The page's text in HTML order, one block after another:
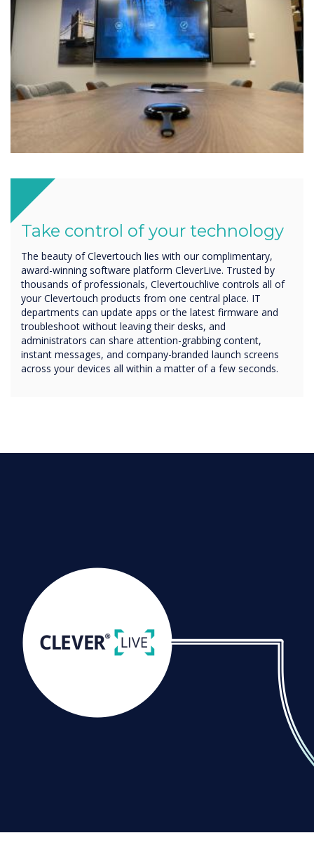
Take control of your technology
The beauty of Clevertouch lies with our complimentary,
award-winning software platform CleverLive. Trusted by
thousands of professionals, Clevertouchlive controls all of
your Clevertouch products from one central place. IT
departments can update apps or the latest firmware and
troubleshoot without leaving their desks, and
administrators can share attention-grabbing content,
instant messages, and company-branded launch screens
across your devices all within a matter of a few seconds.